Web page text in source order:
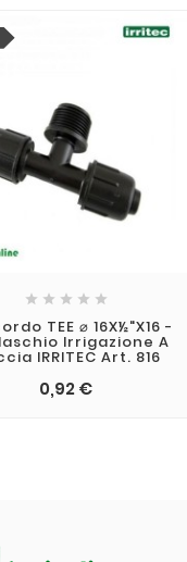
    
TEE ⌀ 16X½"X16 -
Irrigazione A
IRRITEC Art. 816
0,92 €